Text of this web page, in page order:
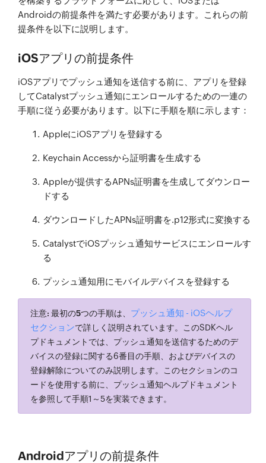
Androidの前提条件を満たす必要があります。これらの前
提条件を以下に説明します。
iOSアプリの前提条件
iOSアプリでプッシュ通知を送信する前に、アプリを登録
してCatalystプッシュ通知にエンロールするための一連の
手順に従う必要があります。以下に手順を順に示します：
AppleにiOSアプリを登録する
Keychain Accessから証明書を生成する
Appleが提供するAPNs証明書を生成してダウンロー
ドする
ダウンロードしたAPNs証明書を.p12形式に変換する
CatalystでiOSプッシュ通知サービスにエンロールす
る
プッシュ通知用にモバイルデバイスを登録する
注意: 最初の5つの手順は、 プッシュ通知 - iOSヘルプ
セクションで詳しく説明されています。このSDKヘル
プドキュメントでは、プッシュ通知を送信するためのデ
バイスの登録に関する6番目の手順、およびデバイスの
登録解除についてのみ説明します。このセクションのコ
ードを使用する前に、プッシュ通知ヘルプドキュメント
を参照して手順1～5を実装できます。
Androidアプリの前提条件